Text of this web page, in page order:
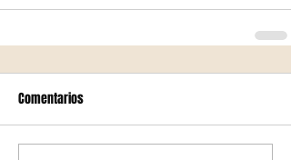
Comentarios